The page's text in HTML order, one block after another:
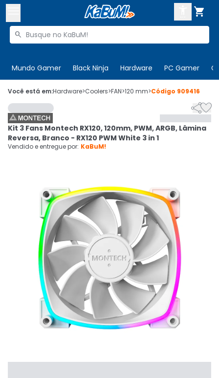

Buscar produtos

Mundo Gamer Black Ninja Hardware PC Gamer
 Olá. Acesse sua conta
 Departamentos
Cupons
CADASTRE-SE
Você está em:Hardware>Coolers>FAN>120 mm>Código 909416

Kit 3 Fans Montech RX120, 120mm, PWM, ARGB, Lâmina
Reversa, Branco - RX120 PWM White 3 in 1
Vendido e entregue por: KaBuM!